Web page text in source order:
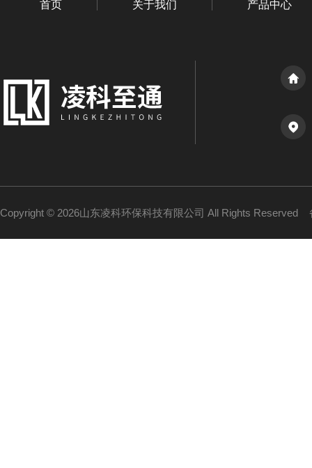
首页 关于我们 产品中心
Copyright © 2026山东凌科环保科技有限公司 All Rights Reserved